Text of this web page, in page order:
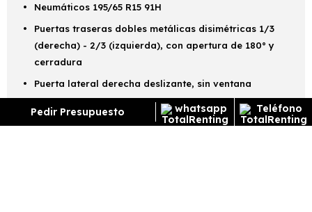
Neumáticos 195/65 R15 91H
Puertas traseras dobles metálicas disimétricas 1/3
(derecha) - 2/3 (izquierda), con apertura de 180° y
cerradura
Puerta lateral derecha deslizante, sin ventana
Retrovisores exteriores calefactados y abatibles
Pedir Presupuesto